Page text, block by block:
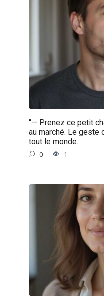
“— Prenez ce petit
au marché. Le geste
tout le monde.
0 1